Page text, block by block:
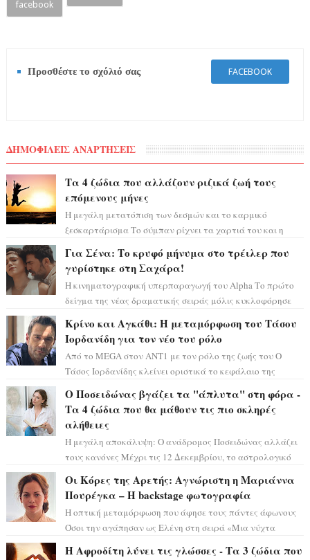
facebook
Προσθέστε το σχόλιό σας FACEBOOK
ΔΗΜΟΦΙΛΕΙΣ ΑΝΑΡΤΗΣΕΙΣ
Τα 4 ζώδια που αλλάζουν ριζικά ζωή τους
επόμενους μήνες
Η μεγάλη μετατόπιση των δεσμών και το καρμικό
ξεσκαρτάρισμα Το σύμπαν ρίχνει τα χαρτιά του και η
Για Σένα: Το κρυφό μήνυμα στο τρέιλερ που
γυρίστηκε στη Σαχάρα!
Η κινηματογραφική υπερπαραγωγή του Alpha Το πρώτο
δείγμα της νέας δραματικής σειράς μόλις κυκλοφόρησε
Κρίνο και Αγκάθι: Η μεταμόρφωση του Τάσου
Ιορδανίδη για τον νέο του ρόλο
Από το MEGA στον ΑΝΤ1 με τον ρόλο της ζωής του Ο
Τάσος Ιορδανίδης κλείνει οριστικά το κεφάλαιο της
Ο Ποσειδώνας βγάζει τα "άπλυτα" στη φόρα -
Τα 4 ζώδια που θα μάθουν τις πιο σκληρές
αλήθειες
Η μεγάλη αποκάλυψη: Ο ανάδρομος Ποσειδώνας αλλάζει
τους κανόνες Μέχρι τις 12 Δεκεμβρίου, το αστρολογικό
Οι Κόρες της Αρετής: Αγνώριστη η Μαριάννα
Πουρέγκα – H backstage φωτογραφία
Η οπτική μεταμόρφωση που άφησε τους πάντες άφωνους
Όσοι την αγάπησαν ως Ελένη στη σειρά «Μια νύχτα
Η Αφροδίτη λύνει τις γλώσσες - Τα 3 ζώδια που